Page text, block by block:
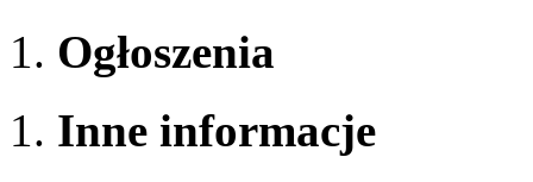
Ogłoszenia
Inne informacje